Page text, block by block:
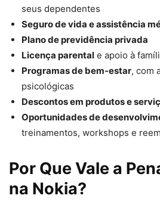
seus dependentes
Seguro de vida e assistência
Plano de previdência privada
Licença parental e apoio à
Programas de bem-estar, com
psicológicas
Descontos em produtos e
Oportunidades de
treinamentos, workshops e
Por Que Vale a
na Nokia?